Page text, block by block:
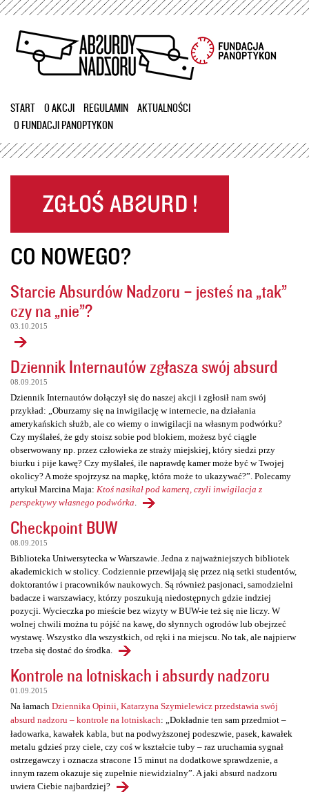
Przejdź
treści
START O AKCJI REGULAMIN
AKTUALNOŚCI
O FUNDACJI PANOPTYKON
CO NOWEGO?
Starcie Absurdów Nadzoru – jesteś na „tak”
czy na „nie”?
03.10.2015
Dziennik Internautów zgłasza swój absurd
08.09.2015
Dziennik Internautów dołączył się do naszej akcji i zgłosił nam swój
przykład: „Oburzamy się na inwigilację w internecie, na działania
amerykańskich służb, ale co wiemy o inwigilacji na własnym podwórku?
Czy myślałeś, że gdy stoisz sobie pod blokiem, możesz być ciągle
obserwowany np. przez człowieka ze straży miejskiej, który siedzi przy
biurku i pije kawę? Czy myślałeś, ile naprawdę kamer może być w Twojej
okolicy? A może spojrzysz na mapkę, która może to ukazywać?”. Polecamy
artykuł Marcina Maja: Ktoś nasikał pod kamerą, czyli inwigilacja z
perspektywy własnego podwórka
Checkpoint BUW
08.09.2015
Biblioteka Uniwersytecka w Warszawie. Jedna z najważniejszych bibliotek
akademickich w stolicy. Codziennie przewijają się przez nią setki studentów,
doktorantów i pracowników naukowych. Są również pasjonaci, samodzielni
badacze i warszawiacy, którzy poszukują niedostępnych gdzie indziej
pozycji. Wycieczka po mieście bez wizyty w BUW-ie też się nie liczy. W
wolnej chwili można tu pójść na kawę, do słynnych ogrodów lub obejrzeć
wystawę. Wszystko dla wszystkich, od ręki i na miejscu. No tak, ale najpierw
trzeba się dostać do środka.
Kontrole na lotniskach i absurdy nadzoru
01.09.2015
Na łamach Dziennika Opinii, Katarzyna Szymielewicz przedstawia swój
absurd nadzoru – kontrole na lotniskach: „Dokładnie ten sam przedmiot –
ładowarka, kawałek kabla, but na podwyższonej podeszwie, pasek, kawałek
metalu gdzieś przy ciele, czy coś w kształcie tuby – raz uruchamia sygnał
ostrzegawczy i oznacza stracone 15 minut na dodatkowe sprawdzenie, a
innym razem okazuje się zupełnie niewidzialny”. A jaki absurd nadzoru
uwiera Ciebie najbardziej?